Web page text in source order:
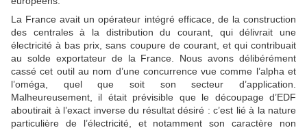
La France avait un opérateur intégré efficace, de la construction
des centrales à la distribution du courant, qui délivrait une
électricité à bas prix, sans coupure de courant, et qui contribuait
au solde exportateur de la France. Nous avons délibérément
cassé cet outil au nom d’une concurrence vue comme l’alpha et
l’oméga, quel que soit son secteur d’application.
Malheureusement, il était prévisible que le découpage d’EDF
aboutirait à l’exact inverse du résultat désiré : c’est lié à la nature
particulière de l’électricité, et notamment son caractère non